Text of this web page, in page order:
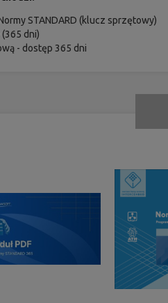
STANDARD (klucz sprzętowy)
dni)
- dostęp 365 dni